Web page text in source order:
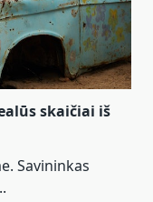
skaičiai iš
Savininkas